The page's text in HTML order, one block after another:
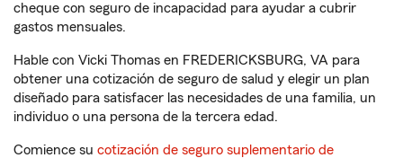
cheque con seguro de incapacidad para ayudar a cubrir
gastos mensuales.
Hable con Vicki Thomas en FREDERICKSBURG, VA para
obtener una cotización de seguro de salud y elegir un plan
diseñado para satisfacer las necesidades de una familia, un
individuo o una persona de la tercera edad.
Comience su cotización de seguro suplementario de